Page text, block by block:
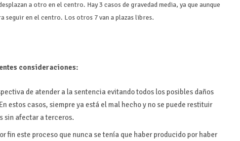
a otro en el centro. Hay 3 casos de gravedad media, ya que aunque
seguir en el centro. Los otros 7 van a plazas libres.
consideraciones:
de atender a la sentencia evitando todos los posibles daños
estos casos, siempre ya está el mal hecho y no se puede restituir
sin afectar a terceros.
fin este proceso que nunca se tenía que haber producido por haber